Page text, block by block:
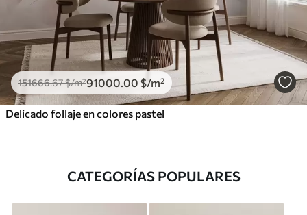
151666.67$/m²91000 .00 $/m²
Delicado follaje en colores pastel
CATEGORÍAS POPULARES